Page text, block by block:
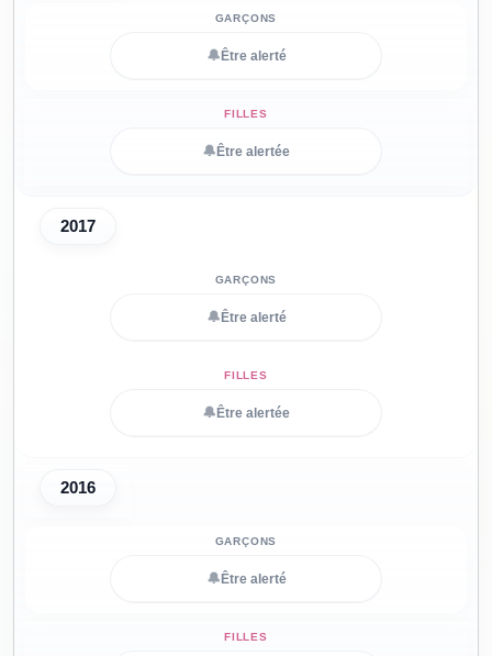
🔔 Être alerté
🔔 Être alertée
2017
🔔 Être alerté
🔔 Être alertée
2016
🔔 Être alerté